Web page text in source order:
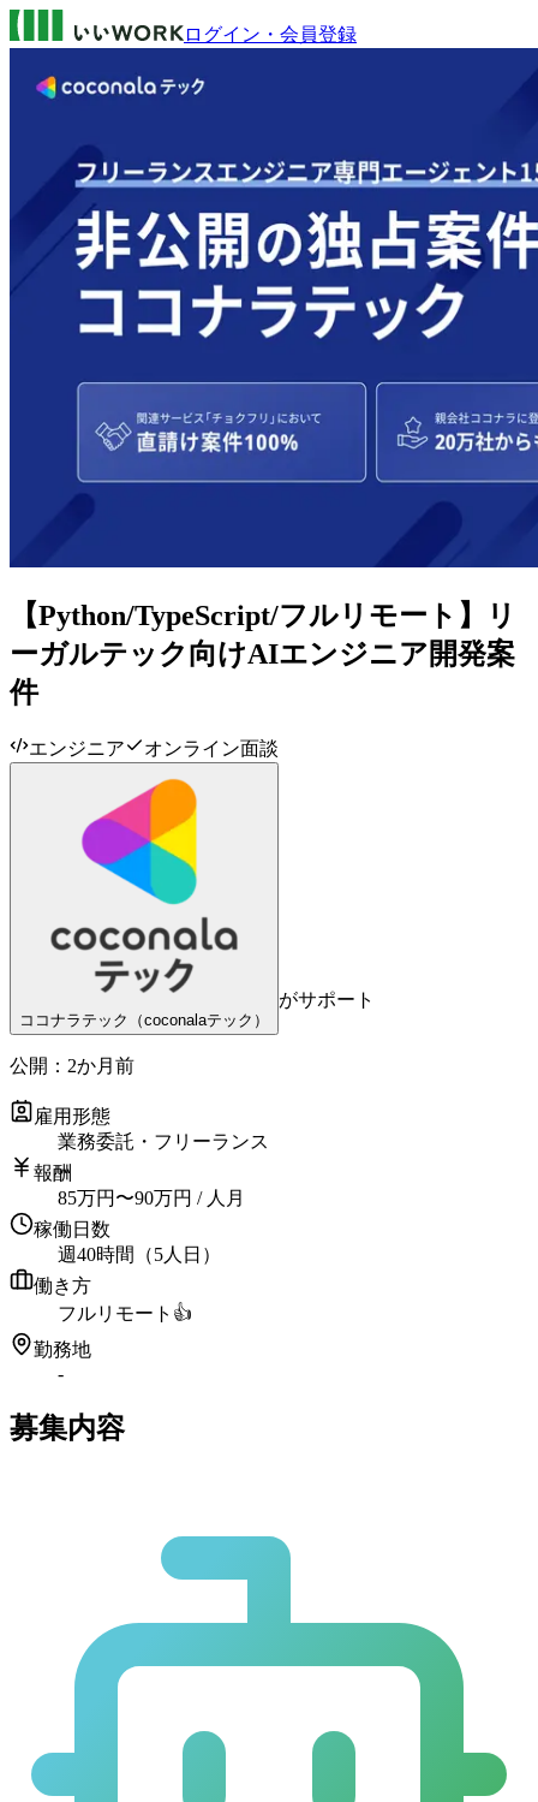
ログイン・会員登録
【Python/TypeScript/フルリモート】リ
ーガルテック向けAIエンジニア開発案
件
エンジニア オンライン面談
ココナラテック（coconalaテック）
がサポート
公開： 2か月前
雇用形態
業務委託・フリーランス
報酬
85万円 〜90万円 / 人月
稼働日数
週40時間（5人日）
働き方
フルリモート 👍
勤務地
-
募集内容